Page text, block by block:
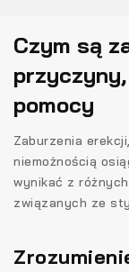
Czym są
pomocy
Zaburzenia
niemożnością
wynikać z
związanych ze